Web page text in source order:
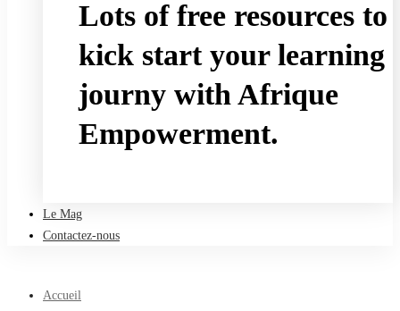
Lots of free resources to
kick start your learning
journy with Afrique
Empowerment.
Le Mag
Contactez-nous
Accueil